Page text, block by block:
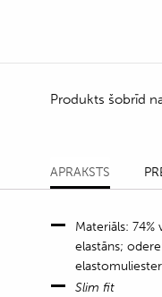
Produkts šobrīd
APRAKSTS
Materiāls: 74%
elastāns;
Slim fit